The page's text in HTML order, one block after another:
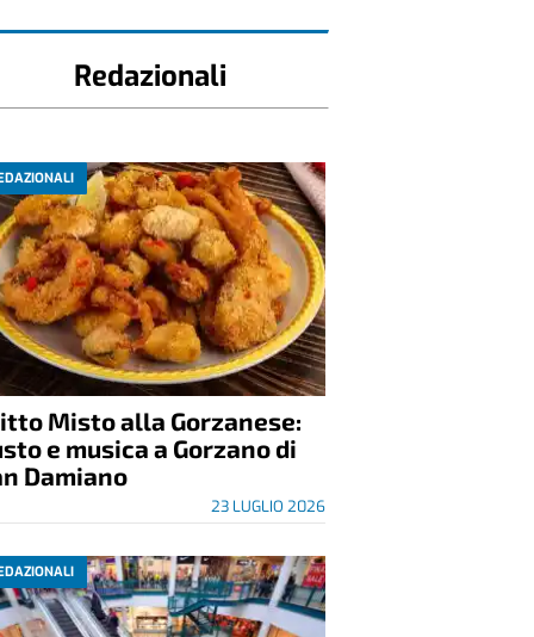
Redazionali
Misto alla Gorzanese:
e musica a Gorzano di
Damiano
23 LUGLIO 2026